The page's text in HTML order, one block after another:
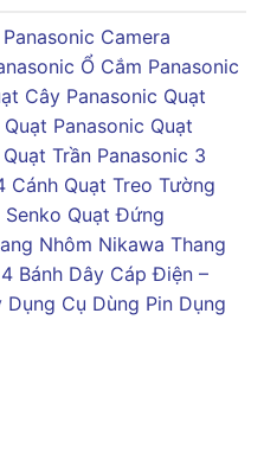
Camera
Ổ Cắm Panasonic
Cây Panasonic Quạt
Quạt Panasonic Quạt
Quạt Trần Panasonic 3
Cánh Quạt Treo Tường
Quạt Đứng
Nhôm Nikawa Thang
Bánh Dây Cáp Điện –
Dụng Cụ Dùng Pin Dụng